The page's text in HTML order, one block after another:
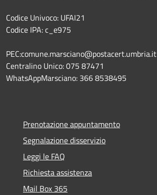
Codice Univoco: UFAI21
Codice IPA: c_e975
PEC:comune.marsciano@postacert.umbria.it
Centralino Unico: 075 87471
WhatsAppMarsciano: 366 8538495
Prenotazione appuntamento
Segnalazione disservizio
Leggi le FAQ
Richiesta assistenza
Mail Box 365